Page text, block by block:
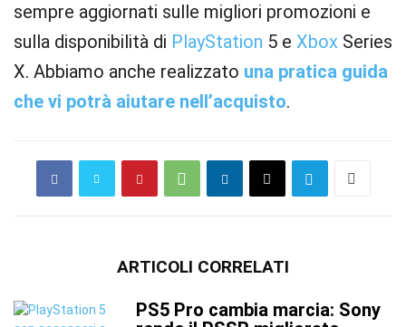
sempre aggiornati sulle migliori promozioni e
sulla disponibilità di PlayStation 5 e Xbox Series
X. Abbiamo anche realizzato una pratica guida
che vi potrà aiutare nell’acquisto.
ARTICOLI CORRELATI
PS5 Pro cambia marcia: Sony